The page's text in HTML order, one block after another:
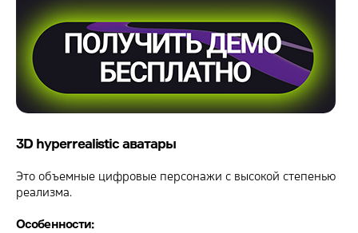
3D hyperrealistic аватары
Это объемные цифровые персонажи с высокой степенью
реализма.
Особенности: